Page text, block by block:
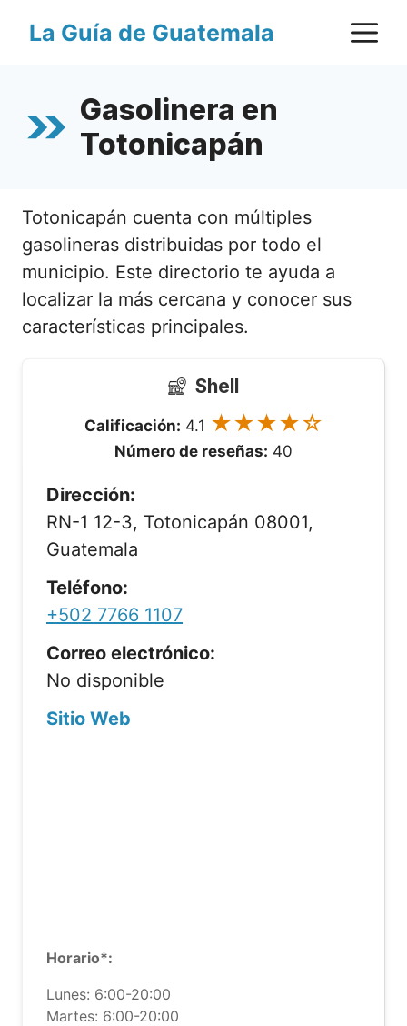
La Guía de Guatemala
Gasolinera en
Totonicapán
Totonicapán cuenta con múltiples
gasolineras distribuidas por todo el
municipio. Este directorio te ayuda a
localizar la más cercana y conocer sus
características principales.
Shell
Calificación: 4.1 ★★★★☆
Número de reseñas: 40
Dirección:
RN-1 12-3, Totonicapán 08001,
Guatemala
Teléfono:
+502 7766 1107
Correo electrónico:
No disponible
Sitio Web
Horario*:
Lunes: 6:00-20:00
Martes: 6:00-20:00